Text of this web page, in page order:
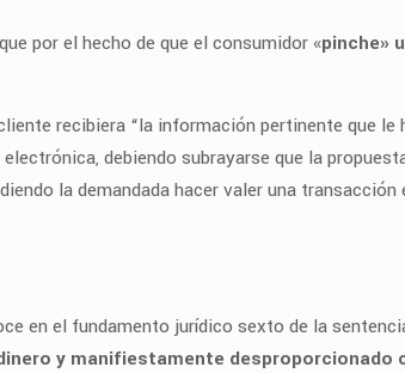
por el hecho de que el consumidor «pinche»
recibiera “la información pertinente que
debiendo subrayarse que la
la demandada hacer valer una
en el fundamento jurídico sexto de la
y manifiestamente desproporcionado